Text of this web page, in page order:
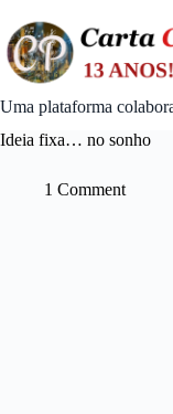
content
Uma plataforma
Ideia fixa… no sonho
1 Comment